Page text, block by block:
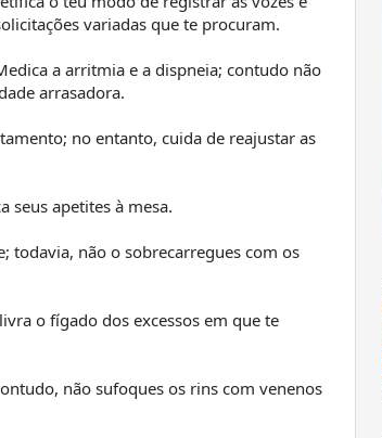
variadas que te procuram.
a arritmia e a dispneia; contudo não
arrasadora.
no entanto, cuida de reajustar as
seus apetites à mesa.
todavia, não o sobrecarregues com os
o fígado dos excessos em que te
não sufoques os rins com venenos